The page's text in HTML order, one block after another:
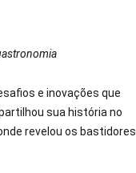
e inovações que
sua história no
revelou os bastidores